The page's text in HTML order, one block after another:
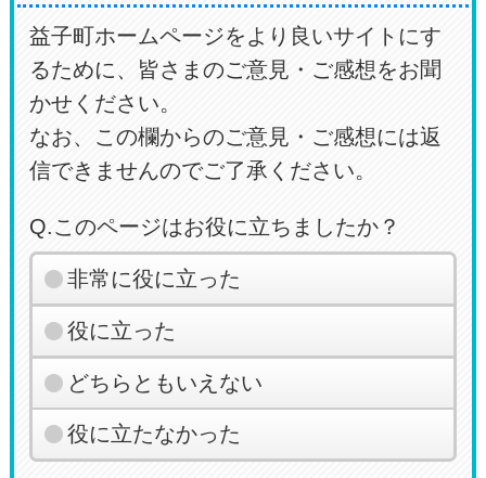
益子町ホームページをより良いサイトにす
るために、皆さまのご意見・ご感想をお聞
かせください。
なお、この欄からのご意見・ご感想には返
信できませんのでご了承ください。
Q.このページはお役に立ちましたか？
非常に役に立った
役に立った
どちらともいえない
役に立たなかった